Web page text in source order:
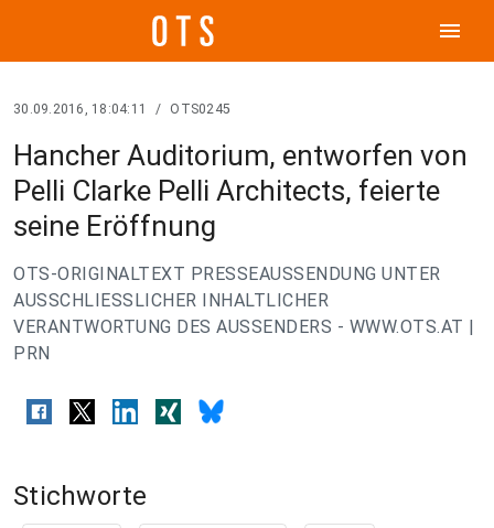
menu
30.09.2016, 18:04:11 / OTS0245
Hancher Auditorium, entworfen von
Pelli Clarke Pelli Architects, feierte
seine Eröffnung
OTS-ORIGINALTEXT PRESSEAUSSENDUNG UNTER
AUSSCHLIESSLICHER INHALTLICHER
VERANTWORTUNG DES AUSSENDERS - WWW.OTS.AT |
PRN
Stichworte